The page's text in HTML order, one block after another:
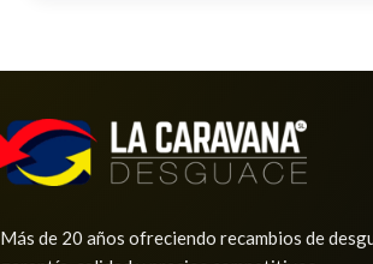
RADIADOR AGUA 2439725
Más de 20 años ofreciendo recambios de